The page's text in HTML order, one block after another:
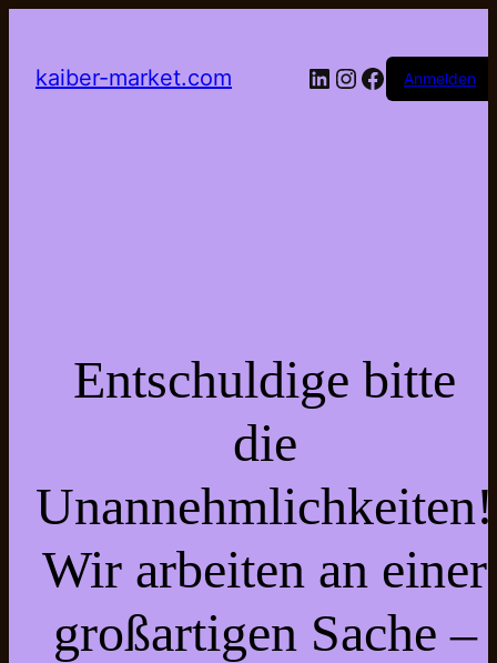
kaiber-market.com LinkedIn
Instagram
Facebook
Anmelden
Entschuldige bitte
die
Unannehmlichkeiten!
Wir arbeiten an einer
großartigen Sache –